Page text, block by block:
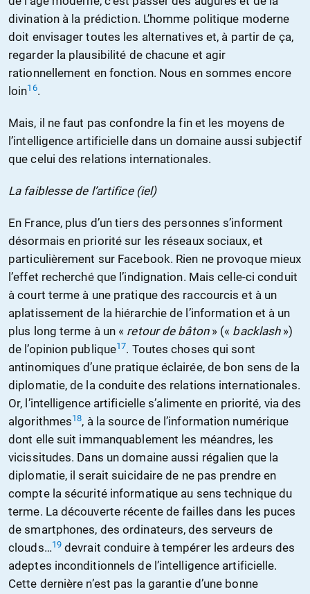
divination à la prédiction. L’homme politique moderne
doit envisager toutes les alternatives et, à partir de ça,
regarder la plausibilité de chacune et agir
rationnellement en fonction. Nous en sommes encore
loin16.
Mais, il ne faut pas confondre la fin et les moyens de
l’intelligence artificielle dans un domaine aussi subjectif
que celui des relations internationales.
La faiblesse de l’artifice (iel)
En France, plus d’un tiers des personnes s’informent
désormais en priorité sur les réseaux sociaux, et
particulièrement sur Facebook. Rien ne provoque mieux
l’effet recherché que l’indignation. Mais celle-ci conduit
à court terme à une pratique des raccourcis et à un
aplatissement de la hiérarchie de l’information et à un
plus long terme à un « retour de bâton» (« backlash»)
de l’opinion publique17. Toutes choses qui sont
antinomiques d’une pratique éclairée, de bon sens de la
diplomatie, de la conduite des relations internationales.
Or, l’intelligence artificielle s’alimente en priorité, via des
algorithmes18, à la source de l’information numérique
dont elle suit immanquablement les méandres, les
vicissitudes. Dans un domaine aussi régalien que la
diplomatie, il serait suicidaire de ne pas prendre en
compte la sécurité informatique au sens technique du
terme. La découverte récente de failles dans les puces
de smartphones, des ordinateurs, des serveurs de
clouds…19devrait conduire à tempérer les ardeurs des
adeptes inconditionnels de l’intelligence artificielle.
Cette dernière n’est pas la garantie d’une bonne